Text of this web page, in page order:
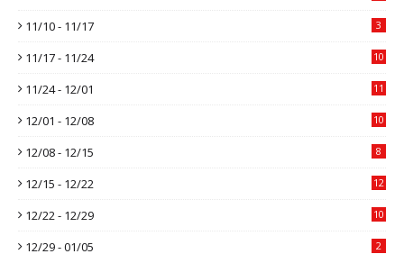
11/10 - 11/17 3
11/17 - 11/24 10
11/24 - 12/01 11
12/01 - 12/08 10
12/08 - 12/15 8
12/15 - 12/22 12
12/22 - 12/29 10
12/29 - 01/05 2